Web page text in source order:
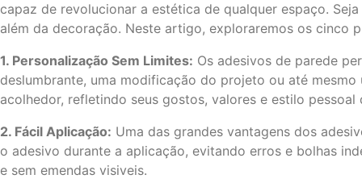
capaz de revolucionar a estética de qualquer espaço.
além da decoração. Neste artigo, exploraremos os cinco
1. Personalização Sem Limites: Os adesivos de parede
deslumbrante, uma modificação do projeto ou até
acolhedor, refletindo seus gostos, valores e estilo pessoal
2. Fácil Aplicação: Uma das grandes vantagens dos
o adesivo durante a aplicação, evitando erros e bolhas
e sem emendas visiveis.